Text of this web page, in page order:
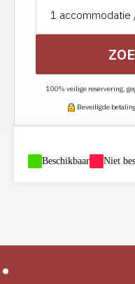
1 accommodatie
100% veilige reservering,
Beveiligde
Beschikbaar Niet